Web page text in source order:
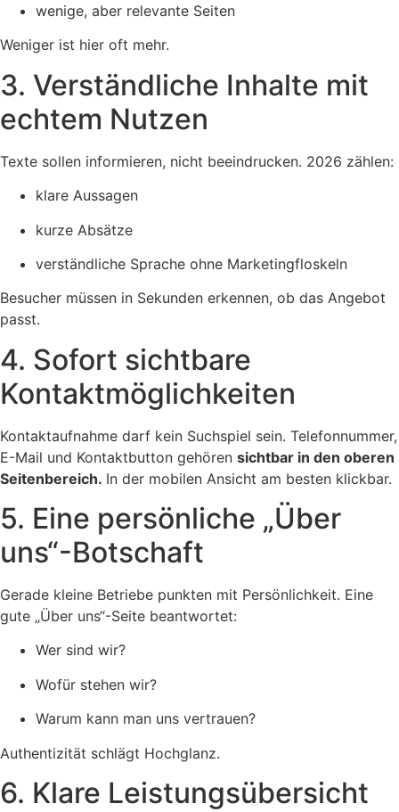
wenige, aber relevante Seiten
Weniger ist hier oft mehr.
3. Verständliche Inhalte mit
echtem Nutzen
Texte sollen informieren, nicht beeindrucken. 2026 zählen:
klare Aussagen
kurze Absätze
verständliche Sprache ohne Marketingfloskeln
Besucher müssen in Sekunden erkennen, ob das Angebot
passt.
4. Sofort sichtbare
Kontaktmöglichkeiten
Kontaktaufnahme darf kein Suchspiel sein. Telefonnummer,
E-Mail und Kontaktbutton gehören sichtbar in den oberen
Seitenbereich. In der mobilen Ansicht am besten klickbar.
5. Eine persönliche „Über
uns“-Botschaft
Gerade kleine Betriebe punkten mit Persönlichkeit. Eine
gute „Über uns“-Seite beantwortet:
Wer sind wir?
Wofür stehen wir?
Warum kann man uns vertrauen?
Authentizität schlägt Hochglanz.
6. Klare Leistungsübersicht